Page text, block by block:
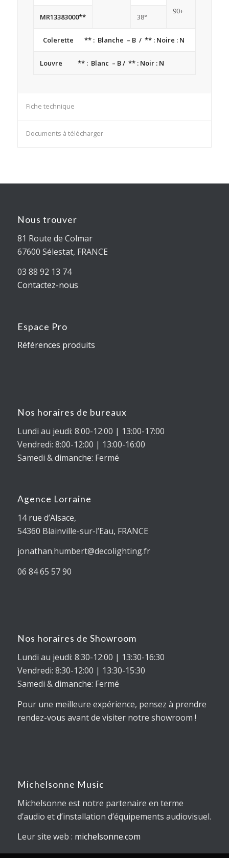
90+
MR13383000** 38°
Colerette ** : Blanche – B / ** : Noire : N
Louvre ** : Blanc – B / ** : Noir : N
Fiche technique
Documents à télécharger
Nous trouver
81 Route de Colmar
67600 Sélestat, FRANCE
03 88 92 13 74
Contactez-nous
Espace Pro
Références produits
Nos horaires de bureaux
Lundi au jeudi: 8:00-12:00 | 13:00-17:00
Vendredi: 8:00-12:00 | 13:00-16:00
Samedi & dimanche: Fermé
Agence Lorraine
14 rue d’Alsace,
54360 Blainville-sur-l’Eau, FRANCE
jonathan.humbert@decolighting.fr
06 84 65 57 90
Nos horaires de Showroom
Lundi au jeudi: 8:30-12:00 | 13:30-16:30
Vendredi: 8:30-12:00 | 13:30-15:30
Samedi & dimanche: Fermé
Pour une meilleure expérience, pensez à prendre
rendez-vous avant de visiter notre showroom !
Michelsonne Music
Michelsonne est notre partenaire en terme
d’audio et d’installation d’équipements audiovisuel.
Leur site web : michelsonne.com